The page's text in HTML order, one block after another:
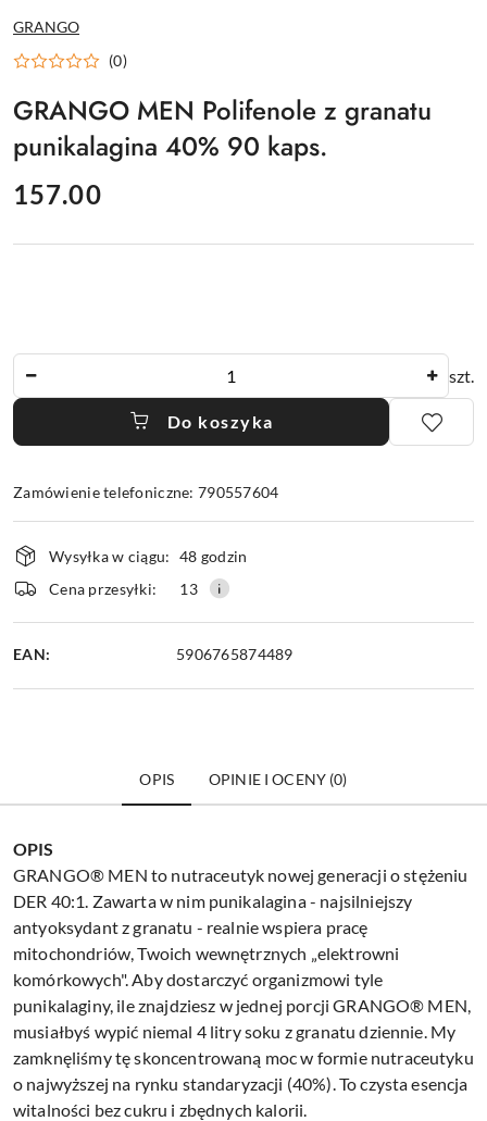
NAZWA
PRODUCENTA:
GRANGO
(0)
GRANGO MEN Polifenole z granatu
punikalagina 40% 90 kaps.
cena:
157.00
szt.
Do koszyka
Zamówienie telefoniczne: 790557604
Dostępność
i
dostawa
Wysyłka w ciągu: 48 godzin
Cena przesyłki:
13
EAN: 5906765874489
OPIS OPINIE I OCENY (0)
OPIS
GRANGO® MEN to nutraceutyk nowej generacji o stężeniu
DER 40:1. Zawarta w nim punikalagina - najsilniejszy
antyoksydant z granatu - realnie wspiera pracę
mitochondriów, Twoich wewnętrznych „elektrowni
komórkowych". Aby dostarczyć organizmowi tyle
punikalaginy, ile znajdziesz w jednej porcji GRANGO® MEN,
musiałbyś wypić niemal 4 litry soku z granatu dziennie. My
zamknęliśmy tę skoncentrowaną moc w formie nutraceutyku
o najwyższej na rynku standaryzacji (40%). To czysta esencja
witalności bez cukru i zbędnych kalorii.